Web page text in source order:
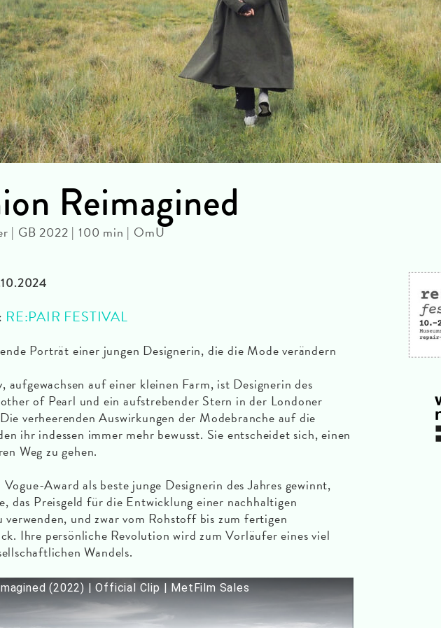
Reimagined
| GB 2022 | 100 min | OmU
RE:PAIR FESTIVAL
Porträt einer jungen Designerin, die die Mode verändern
aufgewachsen auf einer kleinen Farm, ist Designerin des
of Pearl und ein aufstrebender Stern in der Londoner
verheerenden Auswirkungen der Modebranche auf die
ihr indessen immer mehr bewusst. Sie entscheidet sich, einen
Weg zu gehen.
Award als beste junge Designerin des Jahres gewinnt,
das Preisgeld für die Entwicklung einer nachhaltigen
verwenden, und zwar vom Rohstoff bis zum fertigen
Ihre persönliche Revolution wird zum Vorläufer eines viel
Wandels.
(2022) | Official Clip | MetFilm Sales